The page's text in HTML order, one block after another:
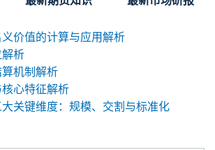
价值的计算与应用解析
析
机制解析
心特征解析
关键维度：规模、交割与标准化